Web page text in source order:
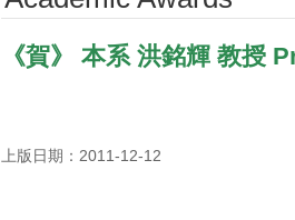
《賀》 本系 洪銘輝 教授
上版日期：2011-12-12